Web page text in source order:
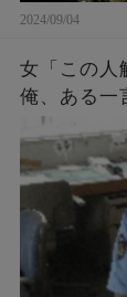
2024/09/04
女「この人
俺、ある一
青ざめた
弁を…」